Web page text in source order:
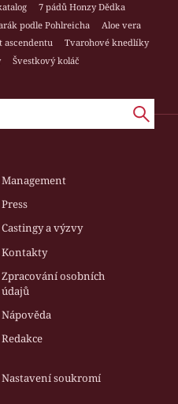
7 pádů Honzy Dědka
podle Pohlreicha
Aloe vera
ascendentu
Tvarohové knedlíky
Švestkový koláč
Management
Press
Castingy a výzvy
Kontakty
Zpracování osobních
údajů
Nápověda
Redakce
Nastavení soukromí